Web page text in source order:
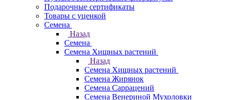
Подарочные сертификаты
Товары с уценкой
Семена
Назад
Семена
Семена Хищных растений
Назад
Семена Хищных растений
Семена Жирянок
Семена Саррацений
Семена Венериной Мухоловки